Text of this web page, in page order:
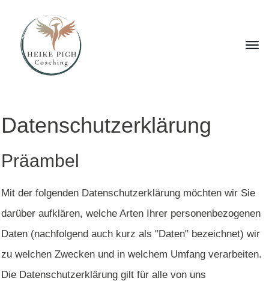
Datenschutzerklärung
Präambel
Mit der folgenden Datenschutzerklärung möchten wir Sie
darüber aufklären, welche Arten Ihrer personenbezogenen
Daten (nachfolgend auch kurz als "Daten" bezeichnet) wir
zu welchen Zwecken und in welchem Umfang verarbeiten.
Die Datenschutzerklärung gilt für alle von uns